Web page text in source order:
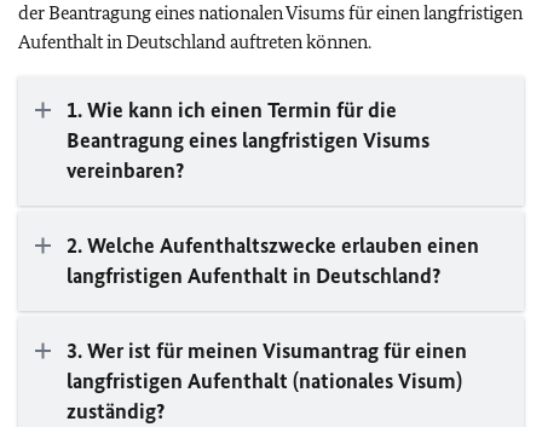
der Beantragung eines nationalen Visums für einen langfristigen
Aufenthalt in Deutschland auftreten können.
1. Wie kann ich einen Termin für die
Beantragung eines langfristigen Visums
vereinbaren?
2. Welche Aufenthaltszwecke erlauben einen
langfristigen Aufenthalt in Deutschland?
3. Wer ist für meinen Visumantrag für einen
langfristigen Aufenthalt (nationales Visum)
zuständig?